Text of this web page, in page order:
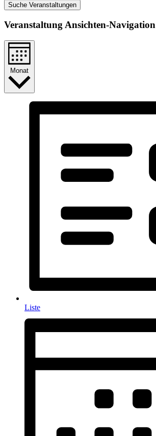
Suche Veranstaltungen
Veranstaltung Ansichten-Navigation
Monat
Liste